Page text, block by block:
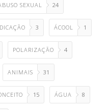
SEXUAL 24
3 ÁCOOL 1
POLARIZAÇÃO 4
ANIMAIS 31
15 ÁGUA 8